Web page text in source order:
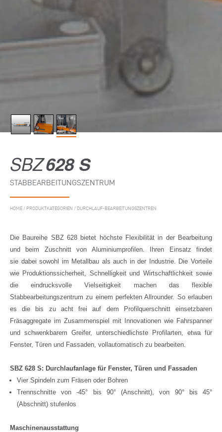
SBZ628 S
STABBEARBEITUNGSZENTRUM
HOME / PRODUKTKATEGORIEN / DURCHLAUF-BEARBEITUNGSZENTREN
Die Baureihe SBZ 628 bietet höchste Flexibilität in der Bearbeitung
und beim Zuschnitt von Aluminiumprofilen. Ihren Einsatz findet
sie dabei sowohl im Metallbau als auch in der Industrie. Die Vorteile
wie Produktionssicherheit, Schnelligkeit und Wirtschaftlichkeit sowie
die eindrucksvolle Vielseitigkeit machen das flexible
Stabbearbeitungszentrum zu einem perfekten Allrounder. So erlauben
es die bis zu acht frei auf dem Profilquerschnitt einsetzbaren
Fräsaggregate im Zusammenspiel mit Innovationen wie Fahrspanner
und schwenkbarem Greifer, unterschiedlichste Profilarten, etwa für
Fenster, Türen und Fassaden, vollautomatisch zu bearbeiten.
SBZ 628 S: Durchlaufanlage für Fenster, Türen und Fassaden
Vier Spindeln zum Fräsen oder Bohren
Trennschnitte von -45° bis 90° (Anschnitt), von 90° bis 45°
(Abschnitt) stufenlos
Maschinenausstattung